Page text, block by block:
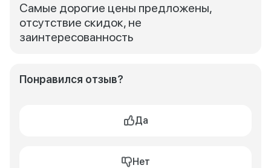
Самые дорогие цены предложены,
отсутствие скидок, не
заинтересованность
Понравился отзыв?
Да
Нет